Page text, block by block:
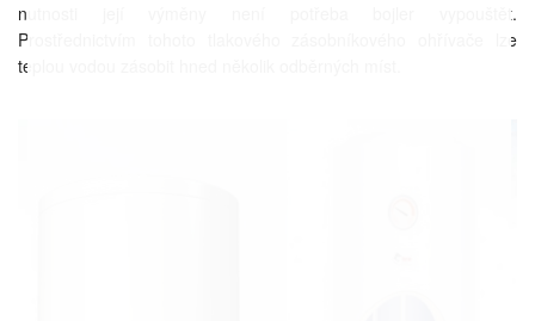
nutnosti její výměny není potřeba bojler vypouštět.
Prostřednictvím tohoto tlakového zásobníkového ohřívače lze
teplou vodou zásobit hned několik odběrných míst.